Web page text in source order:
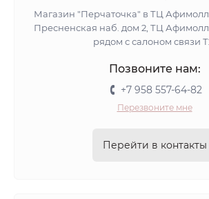
Магазин "Перчаточка" в ТЦ
Пресненская наб. дом 2, ТЦ
рядом с салоном связи
Позвоните нам:
+7 958 557-64-82
Перезвоните мне
Перейти в контакты